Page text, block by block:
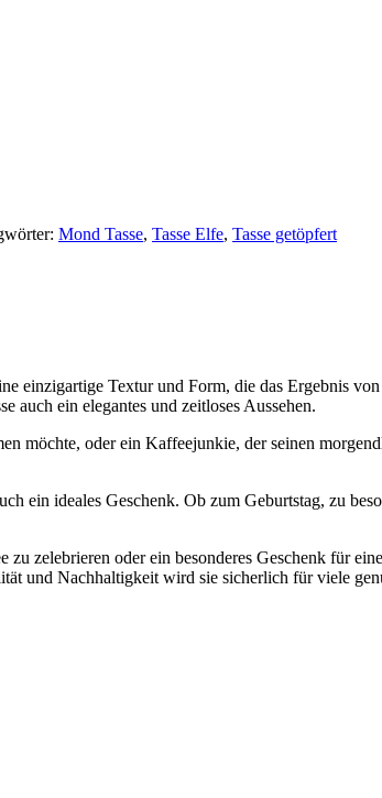
Mond Tasse, Tasse Elfe, Tasse getöpfert
einzigartige Textur und Form, die das Ergebnis
auch ein elegantes und zeitloses Aussehen.
möchte, oder ein Kaffeejunkie, der seinen
ein ideales Geschenk. Ob zum Geburtstag, zu
zelebrieren oder ein besonderes Geschenk für
und Nachhaltigkeit wird sie sicherlich für viele